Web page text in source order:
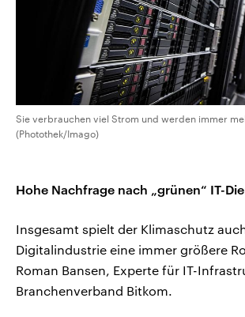
Sie verbrauchen viel Strom und werden immer
(Photothek/Imago)
Hohe Nachfrage nach „grünen“ IT-
Insgesamt spielt der Klimaschutz
Digitalindustrie eine immer größere
Roman Bansen, Experte für IT-
Branchenverband Bitkom.